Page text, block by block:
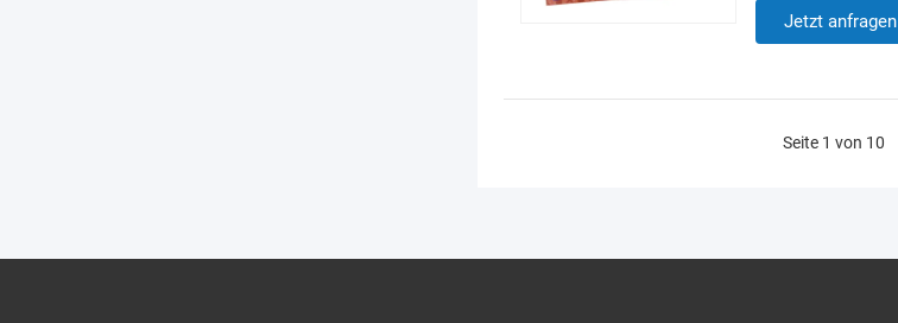
Jetzt anfragen
Seite 1 von 10